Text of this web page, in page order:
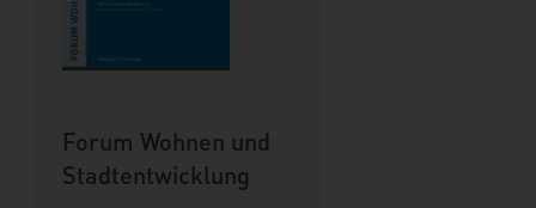
Forum Wohnen und
Stadtentwicklung